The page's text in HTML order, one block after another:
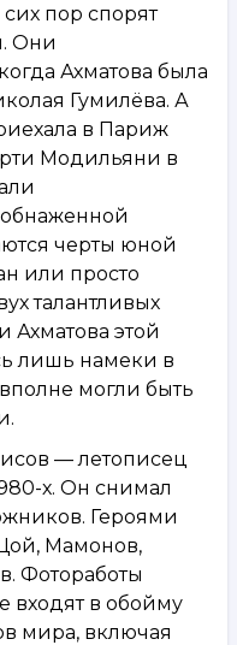
пор спорят
Они
Ахматова была
Гумилёва. А
в Париж
Модильяни в
черты юной
или просто
талантливых
этой
лишь намеки в
могли быть
— летописец
х. Он снимал
Героями
Мамонов,
Фотоработы
входят в обойму
мира, включая